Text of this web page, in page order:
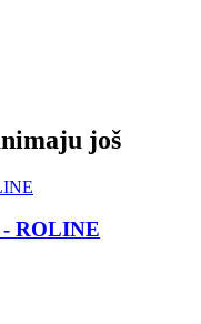
još
ROLINE